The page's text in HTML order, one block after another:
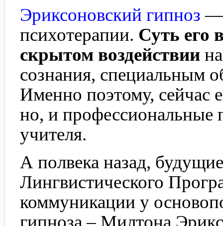
Эриксоновский гипноз —
психотерапии. Суть его
скрытом воздействии
сознания, специальным
Именно поэтому, сейчас
но, и профессиональные
учителя.
А полвека назад,
Лингвистического
коммуникации у
гипноза – Милтона